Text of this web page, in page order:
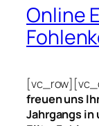
Online
freuen uns
Jahrgangs in